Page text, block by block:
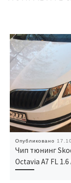
Опубликовано
Чип тюнинг
Octavia A7 FL 1.6